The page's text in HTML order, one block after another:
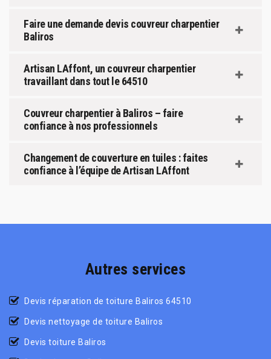
Faire une demande devis couvreur charpentier
Baliros
Artisan LAffont, un couvreur charpentier
travaillant dans tout le 64510
Couvreur charpentier à Baliros – faire
confiance à nos professionnels
Changement de couverture en tuiles : faites
confiance à l’équipe de Artisan LAffont
Autres services
Devis réparation de toiture Baliros 64510
Devis nettoyage de toiture Baliros
Devis toiture Baliros